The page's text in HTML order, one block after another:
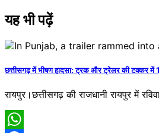
यह भी पढ़ें
छत्तीसगढ़ में भीषण हादसा: ट्रक और ट्रेलर की टक्कर
रायपुर।छत्तीसगढ़ की राजधानी रायपुर में